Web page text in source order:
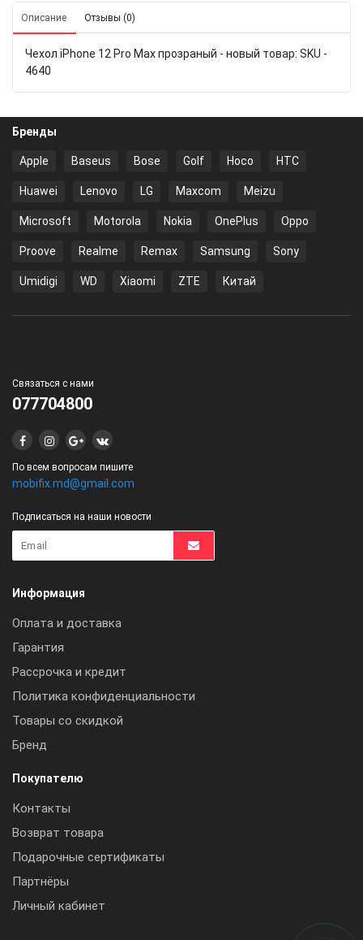
Описание Отзывы (0)
Чехол iPhone 12 Pro Max прозраный - новый товар: SKU -
4640
Бренды
Apple Baseus Bose Golf Hoco HTC
Huawei Lenovo LG Maxcom Meizu
Microsoft Motorola Nokia OnePlus Oppo
Proove Realme Remax Samsung Sony
Umidigi WD Xiaomi ZTE Китай
Связаться с нами
077704800
По всем вопросам пишите
mobifix.md@gmail.com
Подписаться на наши новости
Информация
Оплата и доставка
Гарантия
Рассрочка и кредит
Политика конфиденциальности
Товары со скидкой
Бренд
Покупателю
Контакты
Возврат товара
Подарочные сертификаты
Партнёры
Личный кабинет